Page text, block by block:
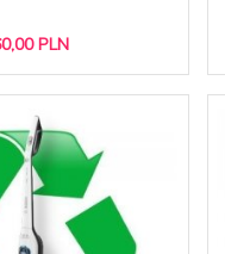
00 PLN